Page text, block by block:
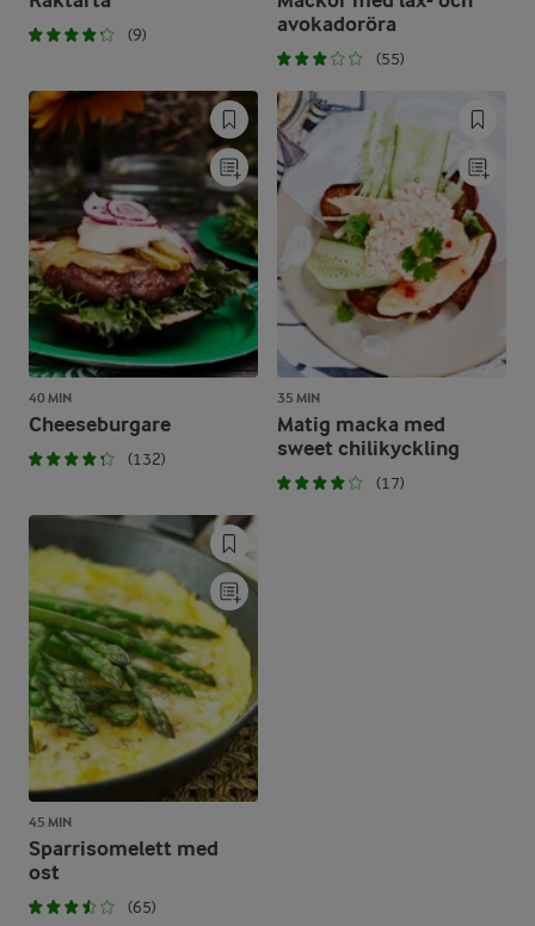
(9)
avokadoröra
(55)
40 MIN
Cheeseburgare
(132)
35 MIN
Matig macka med
sweet chilikyckling
(17)
45 MIN
Sparrisomelett med
ost
(65)